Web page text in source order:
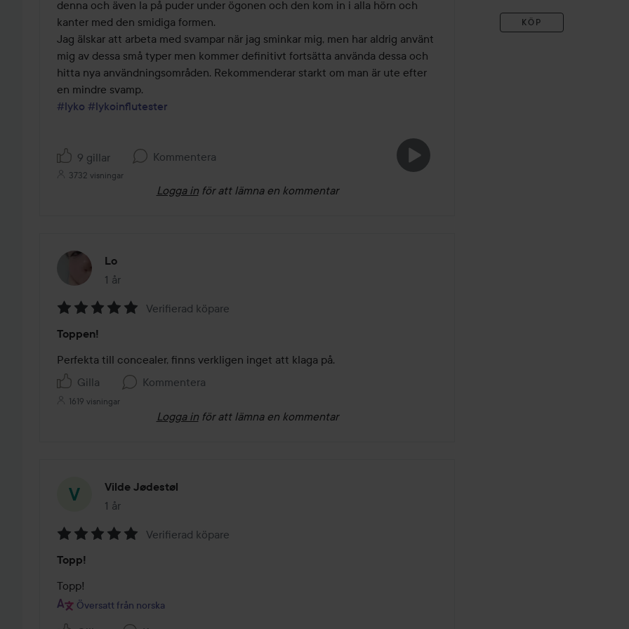
denna och även la på puder under ögonen och den kom in i alla hörn och
kanter med den smidiga formen.
Jag älskar att arbeta med svampar när jag sminkar mig, men har aldrig använt
mig av dessa små typer men kommer definitivt fortsätta använda dessa och
hitta nya användningsområden. Rekommenderar starkt om man är ute efter
#lyko #lykoinflutester
9 gillar Kommentera
3732 visningar
Logga in för att lämna en kommentar
Lo
1 år
Inlägget skapades 1 år
5
av
5
Verifierad köpare
Toppen!
Perfekta till concealer, finns verkligen inget att klaga på.
Gilla
Kommentera
1619 visningar
Logga in för att lämna en kommentar
Vilde Jødestøl
1 år
Inlägget skapades 1 år
5
av
5
Verifierad köpare
Topp!
Topp!
Översatt från norska
KÖP